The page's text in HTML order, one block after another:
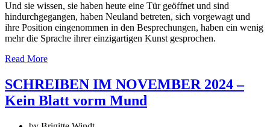
Und sie wissen, sie haben heute eine Tür geöffnet und sind
hindurchgegangen, haben Neuland betreten, sich vorgewagt und
ihre Position eingenommen in den Besprechungen, haben ein wenig
mehr die Sprache ihrer einzigartigen Kunst gesprochen.
Read More
SCHREIBEN IM NOVEMBER 2024 –
Kein Blatt vorm Mund